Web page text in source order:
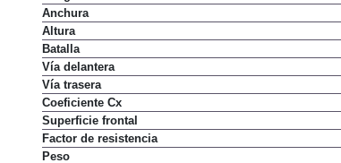
Longitud
Anchura
Altura
Batalla
Vía delantera
Vía trasera
Coeficiente Cx
Superficie frontal
Factor de resistencia